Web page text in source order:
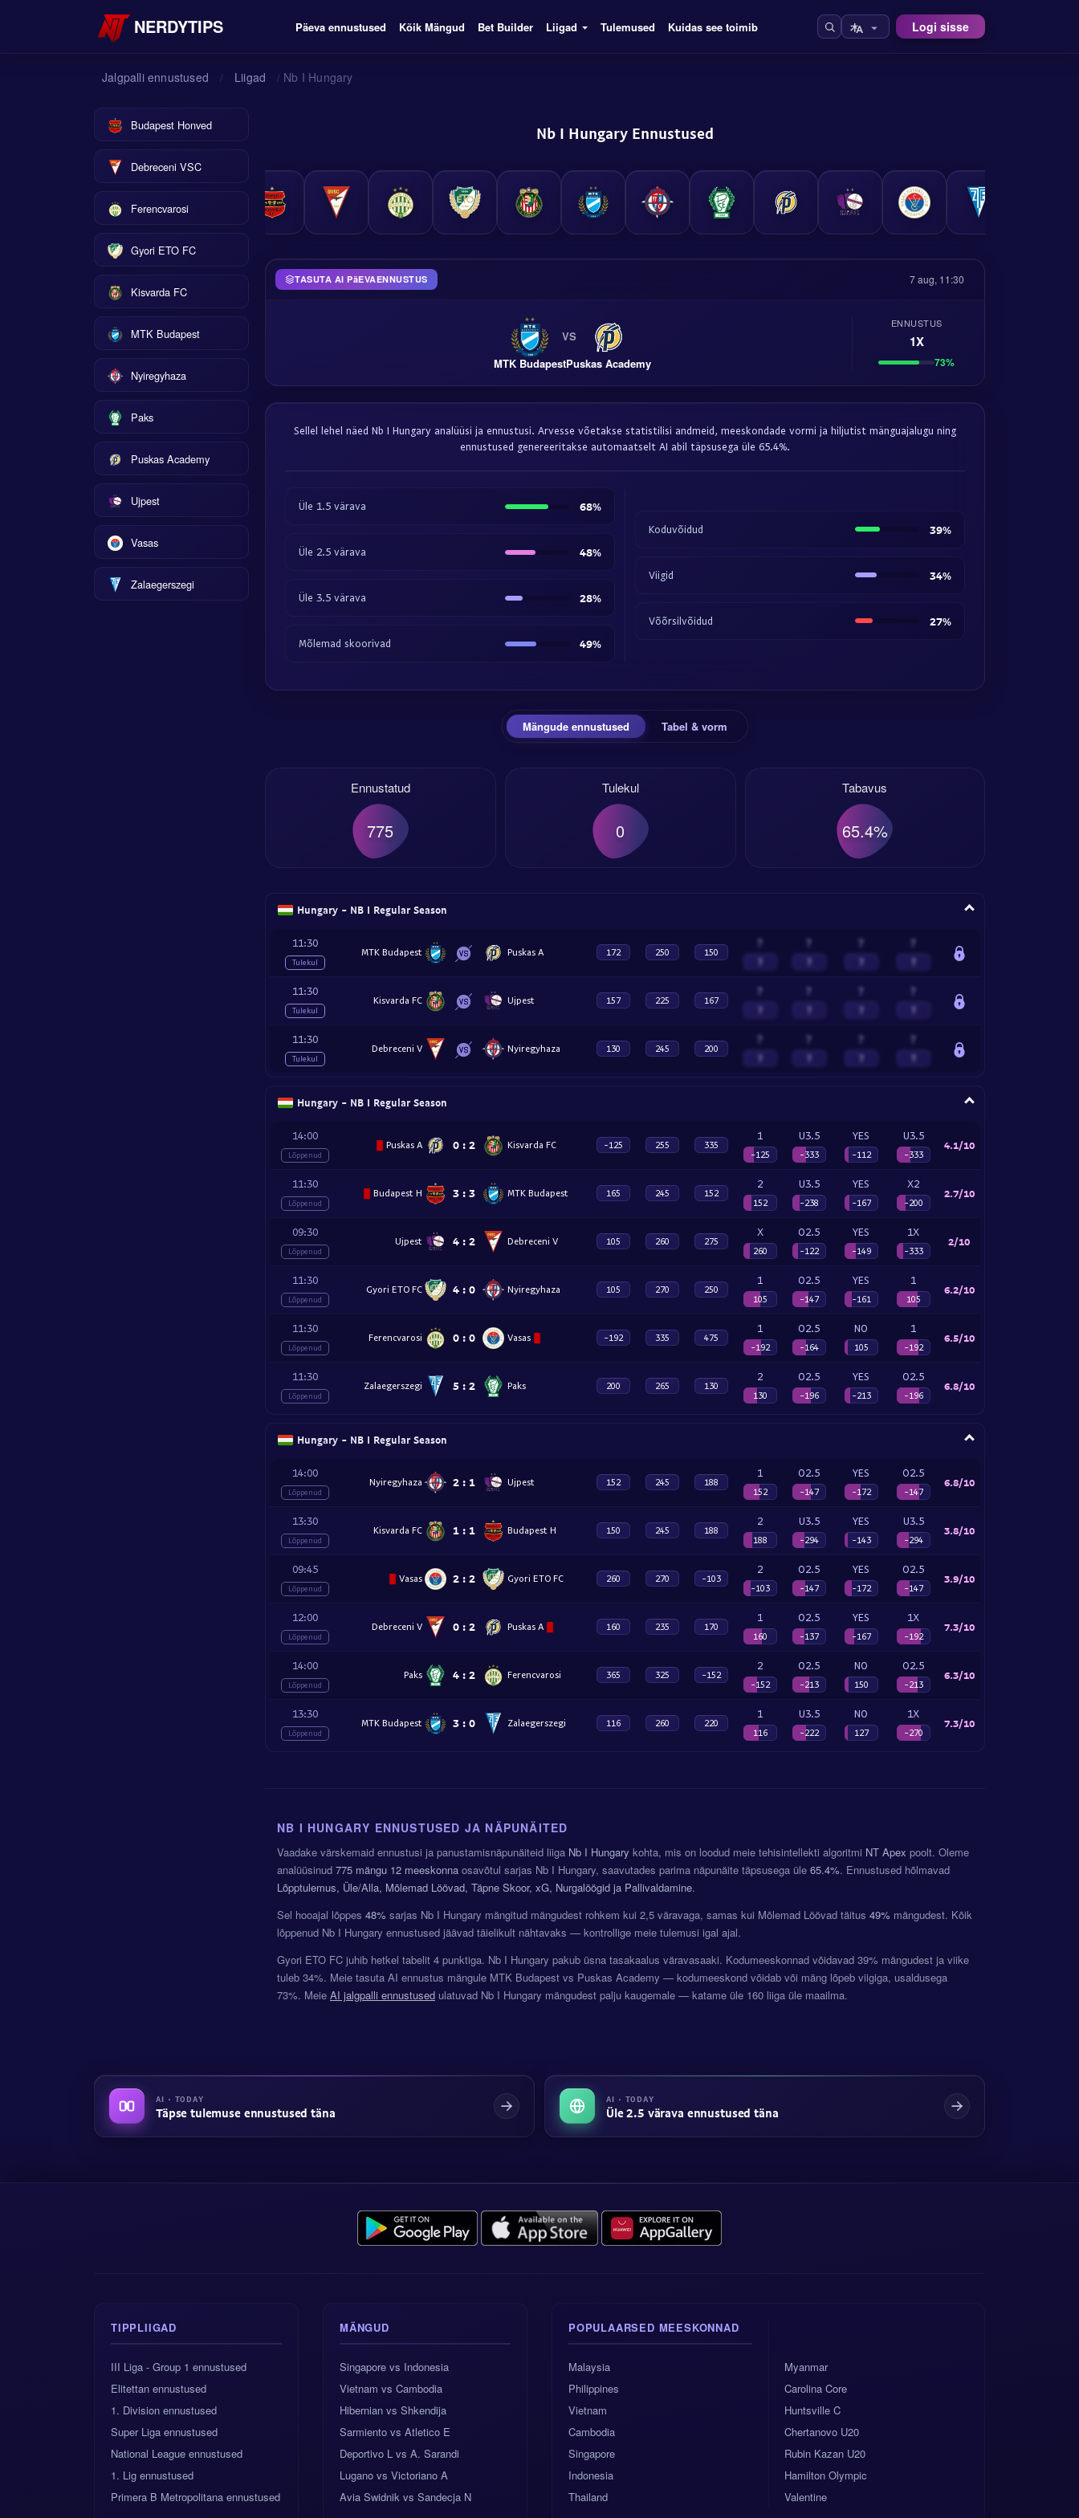
NERDYTIPS Päeva ennustused Kõik Mängud Bet Builder Liigad Tulemused Kuidas see toimib Logi sisse
Jalgpalli ennustused / Liigad / Nb I Hungary
Budapest Honved
Debreceni VSC
Ferencvarosi
Gyori ETO FC
Kisvarda FC
MTK Budapest
Nyiregyhaza
Paks
Puskas Academy
Ujpest
Vasas
Zalaegerszegi
Nb I Hungary Ennustused
TASUTA AI PäEVAENNUSTUS 7 aug, 11:30
MTK Budapest
VS
Puskas Academy
ENNUSTUS
1X
73%
Sellel lehel näed Nb I Hungary analüüsi ja ennustusi. Arvesse võetakse statistilisi andmeid, meeskondade vormi ja hiljutist mänguajalugu ning
ennustused genereeritakse automaatselt AI abil täpsusega üle 65.4%.
Üle 1.5 värava 68%
Üle 2.5 värava 48%
Üle 3.5 värava 28%
Mõlemad skoorivad 49%
Koduvõidud 39%
Viigid 34%
Võõrsilvõidud 27%
Mängude ennustused Tabel & vorm
Ennustatud
775
Tulekul
0
Tabavus
65.4%
Hungary - NB I Regular Season
11:30
Tulekul
MTK Budapest Puskas A 172 250 150
? ? ? ?
11:30
Tulekul
Kisvarda FC Ujpest 157 225 167
? ? ? ?
11:30
Tulekul
Debreceni V Nyiregyhaza 130 245 200
? ? ? ?
Hungary - NB I Regular Season
14:00
Lõppenud
Puskas A 0 : 2 Kisvarda FC -125 255 335
1
-125
U3.5
-333
YES
-112
U3.5
-333
4.1/10
11:30
Lõppenud
Budapest H 3 : 3 MTK Budapest 165 245 152
2
152
U3.5
-238
YES
-167
X2
-200
2.7/10
09:30
Lõppenud
Ujpest 4 : 2 Debreceni V 105 260 275
X
260
O2.5
-122
YES
-149
1X
-333
2/10
11:30
Lõppenud
Gyori ETO FC 4 : 0 Nyiregyhaza 105 270 250
1
105
O2.5
-147
YES
-161
1
105
6.2/10
11:30
Lõppenud
Ferencvarosi 0 : 0 Vasas -192 335 475
1
-192
O2.5
-164
NO
105
1
-192
6.5/10
11:30
Lõppenud
Zalaegerszegi 5 : 2 Paks 200 265 130
2
130
O2.5
-196
YES
-213
O2.5
-196
6.8/10
Hungary - NB I Regular Season
14:00
Lõppenud
Nyiregyhaza 2 : 1 Ujpest 152 245 188
1
152
O2.5
-147
YES
-172
O2.5
-147
6.8/10
13:30
Lõppenud
Kisvarda FC 1 : 1 Budapest H 150 245 188
2
188
U3.5
-294
YES
-143
U3.5
-294
3.8/10
09:45
Lõppenud
Vasas 2 : 2 Gyori ETO FC 260 270 -103
2
-103
O2.5
-147
YES
-172
O2.5
-147
3.9/10
12:00
Lõppenud
Debreceni V 0 : 2 Puskas A 160 235 170
1
160
O2.5
-137
YES
-167
1X
-192
7.3/10
14:00
Lõppenud
Paks 4 : 2 Ferencvarosi 365 325 -152
2
-152
O2.5
-213
NO
150
O2.5
-213
6.3/10
13:30
Lõppenud
MTK Budapest 3 : 0 Zalaegerszegi 116 260 220
1
116
U3.5
-222
NO
127
1X
-270
7.3/10
NB I HUNGARY ENNUSTUSED JA NÄPUNÄITED
Vaadake värskemaid ennustusi ja panustamisnäpunäiteid liiga Nb I Hungary kohta, mis on loodud meie tehisintellekti algoritmi NT Apex poolt. Oleme
analüüsinud 775 mängu 12 meeskonna osavõtul sarjas Nb I Hungary, saavutades parima näpunäite täpsusega üle 65.4%. Ennustused hõlmavad
Lõpptulemus, Üle/Alla, Mõlemad Löövad, Täpne Skoor, xG, Nurgalöögid ja Pallivaldamine.
Sel hooajal lõppes 48% sarjas Nb I Hungary mängitud mängudest rohkem kui 2,5 väravaga, samas kui Mõlemad Löövad täitus 49% mängudest. Kõik
lõppenud Nb I Hungary ennustused jäävad täielikult nähtavaks — kontrollige meie tulemusi igal ajal.
Gyori ETO FC juhib hetkel tabelit 4 punktiga. Nb I Hungary pakub üsna tasakaalus väravasaaki. Kodumeeskonnad võidavad 39% mängudest ja viike
tuleb 34%. Meie tasuta AI ennustus mängule MTK Budapest vs Puskas Academy — kodumeeskond võidab või mäng lõpeb viigiga, usaldusega
73%. Meie AI jalgpalli ennustused ulatuvad Nb I Hungary mängudest palju kaugemale — katame üle 160 liiga üle maailma.
AI · TODAY
Täpse tulemuse ennustused täna
AI · TODAY
Üle 2.5 värava ennustused täna
TIPPLIIGAD
III Liga - Group 1 ennustused
Elitettan ennustused
1. Division ennustused
Super Liga ennustused
National League ennustused
1. Lig ennustused
Primera B Metropolitana ennustused
MÄNGUD
Singapore vs Indonesia
Vietnam vs Cambodia
Hibernian vs Shkendija
Sarmiento vs Atletico E
Deportivo L vs A. Sarandi
Lugano vs Victoriano A
Avia Swidnik vs Sandecja N
POPULAARSED MEESKONNAD
Malaysia
Philippines
Vietnam
Cambodia
Singapore
Indonesia
Thailand
Myanmar
Carolina Core
Huntsville C
Chertanovo U20
Rubin Kazan U20
Hamilton Olympic
Valentine